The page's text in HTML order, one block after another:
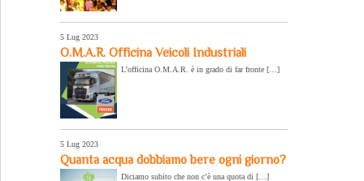
5 Lug 2023
O.M.A.R. Officina Veicoli Industriali
L’officina O.M.A.R. è in grado di far fronte […]
5 Lug 2023
Quanta acqua dobbiamo bere ogni giorno?
Diciamo subito che non c’è una quota di […]